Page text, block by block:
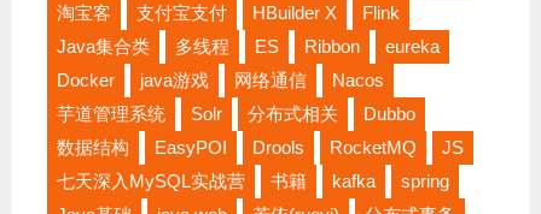
淘宝客
支付宝支付 HBuilder X
Flink
Java集合类
多线程 ES Ribbon
eureka
Docker
java游戏 网络通信
Nacos
芋道管理系统
Solr 分布式相关
Dubbo
数据结构
EasyPOI Drools RocketMQ
JS
七天深入MySQL实战营
书籍 kafka
spring